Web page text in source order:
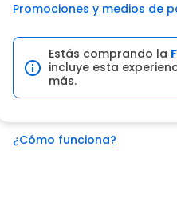
Promociones y medios de
Estás comprando la
incluye esta
más.
¿Cómo funciona?